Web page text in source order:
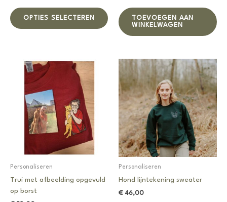
OPTIES SELECTEREN
product
heeft
Deze
gekozen
worden
productpagina
TOEVOEGEN AAN
WINKELWAGEN
Personaliseren
Trui met afbeelding opgevuld
op borst
Personaliseren
Hond lijntekening sweater
€ 46,00